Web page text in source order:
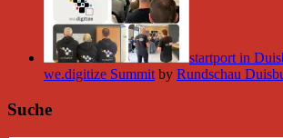
startport in
we.digitize Summit by Rundschau
Suche